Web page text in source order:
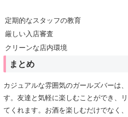
定期的なスタッフの教育
厳しい入店審査
クリーンな店内環境
まとめ
カジュアルな雰囲気のガールズバーは
す。友達と気軽に楽しむことができ、
てくれます。お酒を楽しむだけでなく